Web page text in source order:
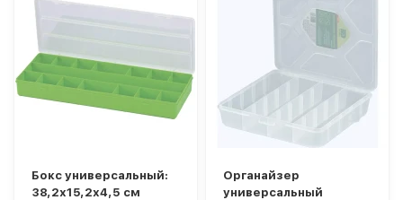
Бокс универсальный:
38,2х15,2х4,5 cм
Органайзер
универсальный